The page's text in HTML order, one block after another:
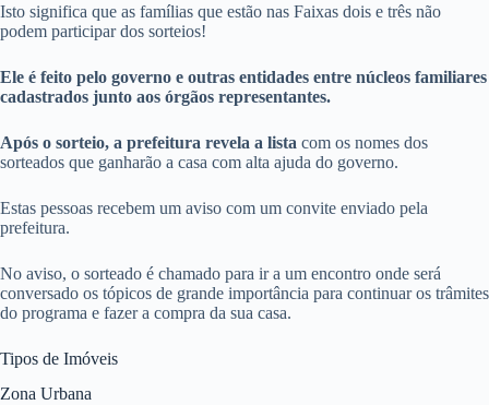
Isto significa que as famílias que estão nas Faixas dois e três não
podem participar dos sorteios!
Ele é feito pelo governo e outras entidades entre núcleos familiares
cadastrados junto aos órgãos representantes.
Após o sorteio, a prefeitura revela a lista com os nomes dos
sorteados que ganharão a casa com alta ajuda do governo.
Estas pessoas recebem um aviso com um convite enviado pela
prefeitura.
No aviso, o sorteado é chamado para ir a um encontro onde será
conversado os tópicos de grande importância para continuar os trâmites
do programa e fazer a compra da sua casa.
Tipos de Imóveis
Zona Urbana